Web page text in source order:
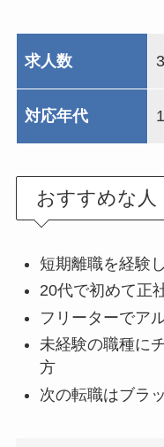
求人数
対応年代
おすすめな人
短期離職を経験
20代で初めて正
フリーターでア
未経験の職種に
方
次の転職はブラ